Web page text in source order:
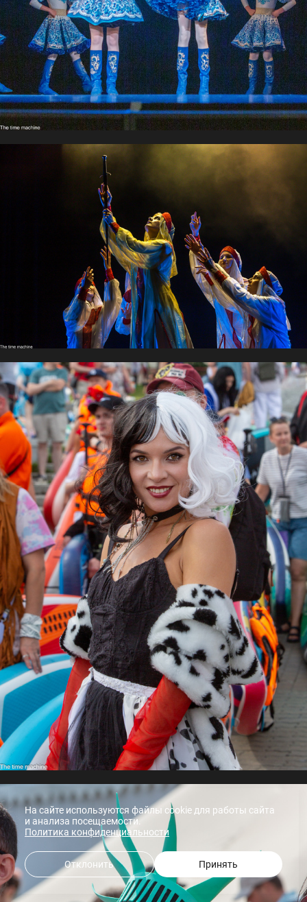
На сайте используются файлы cookie для работы сайта
и анализа посещаемости.
Политика конфиденциальности
Отклонить Принять